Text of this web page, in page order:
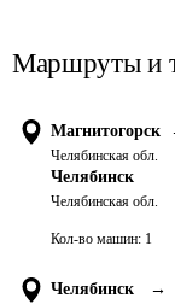
Маршруты и
Магнитогорск
Челябинская обл.
Челябинск
Челябинская обл.
Кол-во машин: 1
Челябинск →